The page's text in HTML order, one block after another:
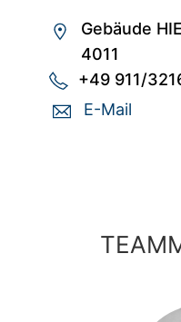
Gebäude
4011
+49 911/
E-Mail